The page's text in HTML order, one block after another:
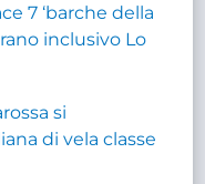
7 ‘barche della
inclusivo Lo
si
di vela classe